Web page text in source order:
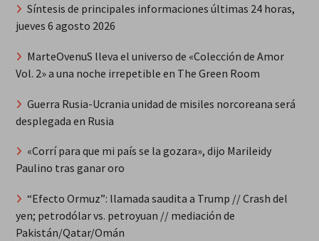
Síntesis de principales informaciones últimas 24 horas,
jueves 6 agosto 2026
MarteOvenuS lleva el universo de «Colección de Amor
Vol. 2» a una noche irrepetible en The Green Room
Guerra Rusia-Ucrania unidad de misiles norcoreana será
desplegada en Rusia
«Corrí para que mi país se la gozara», dijo Marileidy
Paulino tras ganar oro
“Efecto Ormuz”: llamada saudita a Trump // Crash del
yen; petrodólar vs. petroyuan // mediación de
Pakistán/Qatar/Omán